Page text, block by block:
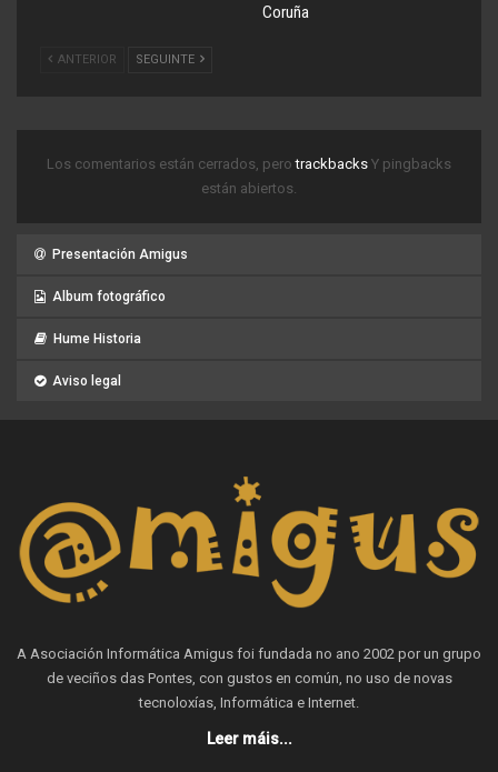
Coruña
ANTERIOR SEGUINTE
Los comentarios están cerrados, perotrackbacks Y pingbacks
están abiertos.
Presentación Amigus
Album fotográfico
Hume Historia
Aviso legal
A Asociación Informática Amigus foi fundada no ano 2002 por un grupo
de veciños das Pontes, con gustos en común, no uso de novas
tecnoloxías, Informática e Internet.
Leer máis...